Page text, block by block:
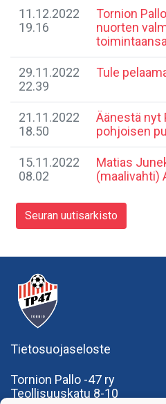
11.12.2022
19.16
​Tornion
nuorten
29.11.2022
22.39
Tule
21.11.2022
18.50
Äänestä nyt
pohjoisen
15.11.2022
08.02
Matias
(maalivahti)
Seuran uutisarkisto
Tietosuojaseloste
Tornion Pallo -47 ry
Teollisuuskatu 8-10